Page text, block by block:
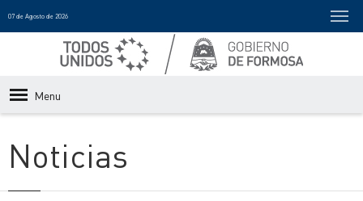
07 de Agosto de 2026
Menu
Noticias